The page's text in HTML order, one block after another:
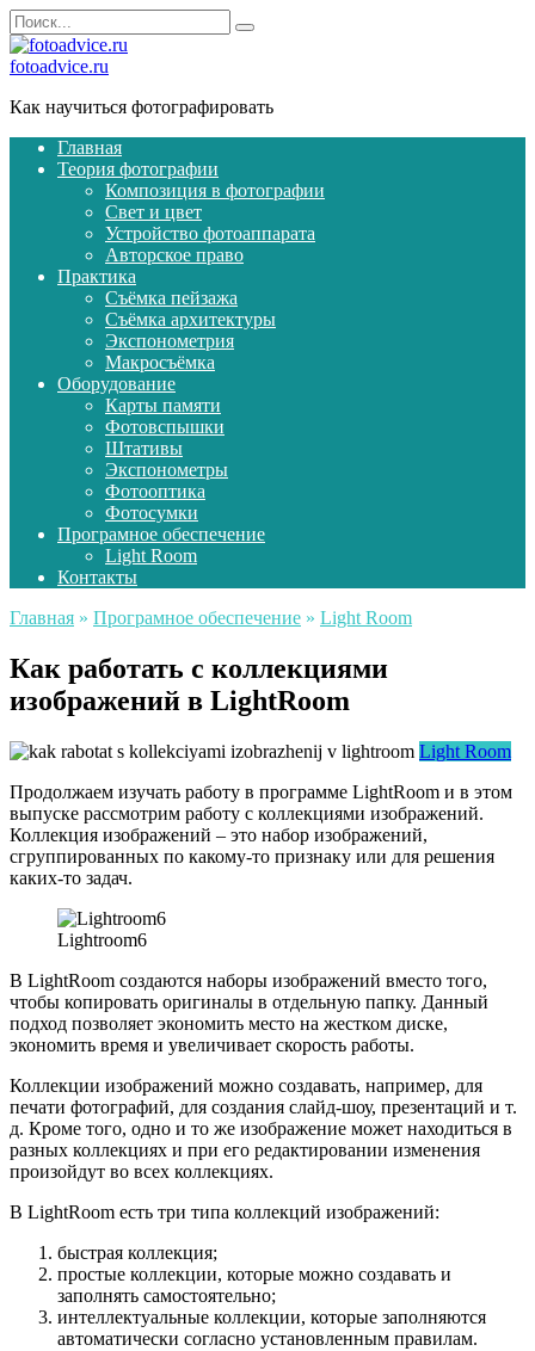
Перейти
к
содержанию
Search
for:
fotoadvice.ru
Как научиться фотографировать
Главная
Теория фотографии
Композиция в фотографии
Свет и цвет
Устройство фотоаппарата
Авторское право
Практика
Съёмка пейзажа
Съёмка архитектуры
Экспонометрия
Макросъёмка
Оборудование
Карты памяти
Фотовспышки
Штативы
Экспонометры
Фотооптика
Фотосумки
Програмное обеспечение
Light Room
Контакты
Главная » Програмное обеспечение » Light Room
Как работать с коллекциями
изображений в LightRoom
Light Room
Продолжаем изучать работу в программе LightRoom и в этом
выпуске рассмотрим работу с коллекциями изображений.
Коллекция изображений – это набор изображений,
сгруппированных по какому-то признаку или для решения
каких-то задач.
Lightroom6
В LightRoom создаются наборы изображений вместо того,
чтобы копировать оригиналы в отдельную папку. Данный
подход позволяет экономить место на жестком диске,
экономить время и увеличивает скорость работы.
Коллекции изображений можно создавать, например, для
печати фотографий, для создания слайд-шоу, презентаций и т.
д. Кроме того, одно и то же изображение может находиться в
разных коллекциях и при его редактировании изменения
произойдут во всех коллекциях.
В LightRoom есть три типа коллекций изображений:
быстрая коллекция;
простые коллекции, которые можно создавать и
заполнять самостоятельно;
интеллектуальные коллекции, которые заполняются
автоматически согласно установленным правилам.